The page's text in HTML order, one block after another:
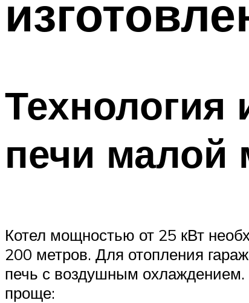
Технология
печи малой
Котел мощностью от 25 кВт
200 метров. Для отопления
печь с воздушным охлаждением.
проще: